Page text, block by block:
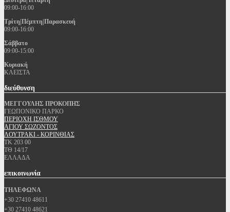
09:00-16:00
Τρίτη|Πέμπτη|Παρασκευή
09:00-16:00
Σάββατο
09:00-15:00
Κυριακή
ΚΛΕΙΣΤΑ
διεύθυνση
ΜΕΓΓΟΥΛΗΣ ΠΡΟΚΟΠΗΣ
ΓΕΩΠΟΝΙΚΟ ΠΑΡΚΟ
ΠΕΡΙΟΧΗ ΙΣΘΜΟΥ
ΑΓΙΟΥ ΣΩΖΟΝΤΟΣ
ΛΟΥΤΡΑΚΙ - ΚΟΡΙΝΘΙΑΣ
ΤΚ 203 00
ΤΘ 14/17
ΕΛΛΑΔΑ
επικοινωνία
ΤΗΛΕΦΩΝΑ
+30 27410 48611
+30 27410 48621